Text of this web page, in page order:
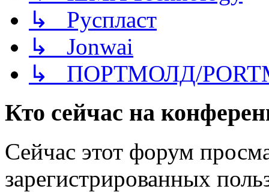
↳ Руспласт
↳ Jonwai
↳ ПОРТМОЛД/
Кто сейчас на
Сейчас этот форум
зарегистрированных